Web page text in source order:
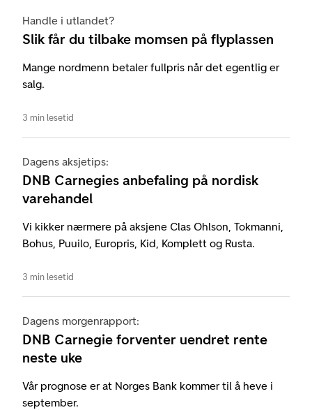
Handle i utlandet?
Slik får du tilbake momsen på flyplassen
Mange nordmenn betaler fullpris når det egentlig er
salg.
3 min lesetid
Dagens aksjetips:
DNB Carnegies anbefaling på nordisk
varehandel
Vi kikker nærmere på aksjene Clas Ohlson, Tokmanni,
Bohus, Puuilo, Europris, Kid, Komplett og Rusta.
3 min lesetid
Dagens morgenrapport:
DNB Carnegie forventer uendret rente
neste uke
Vår prognose er at Norges Bank kommer til å heve i
september.